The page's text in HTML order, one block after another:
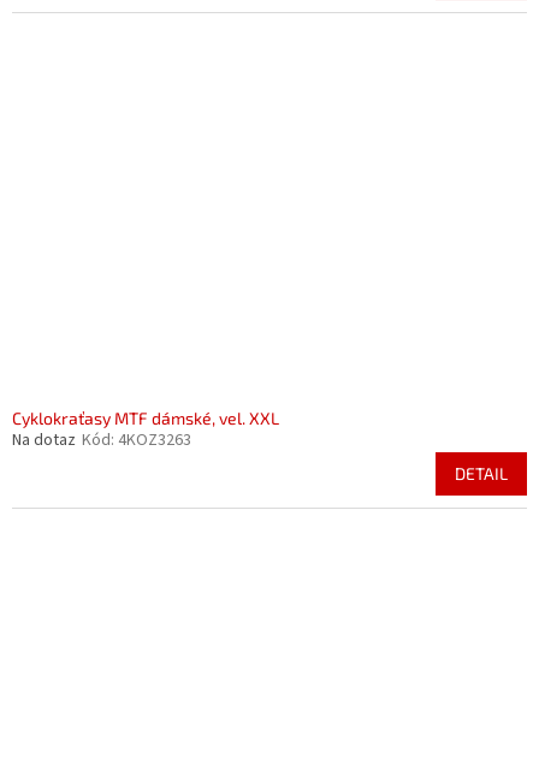
Cyklokraťasy MTF dámské, vel. XXL
Na dotaz Kód: 4KOZ3263
DETAIL